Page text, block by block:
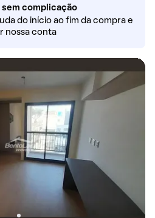
complicação
do início ao fim da compra e
nossa conta